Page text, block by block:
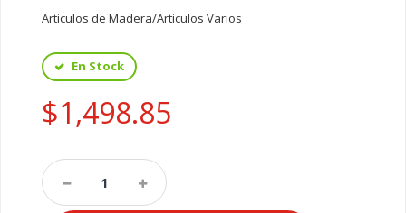
Articulos de Madera/Articulos Varios
En Stock
$1,498.85